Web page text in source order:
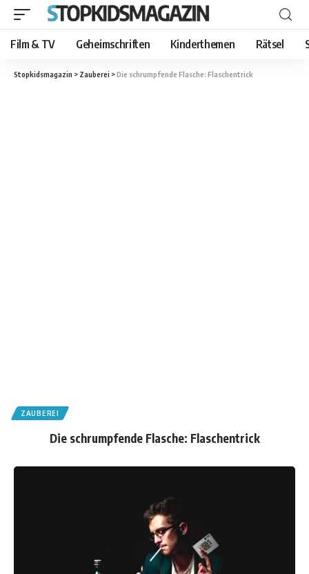
Film & TV Geheimschriften Kinderthemen Rätsel
Stopkidsmagazin > Zauberei >Die schrumpfende Flasche: Flaschentrick
ZAUBEREI
Die schrumpfende Flasche: Flaschentrick